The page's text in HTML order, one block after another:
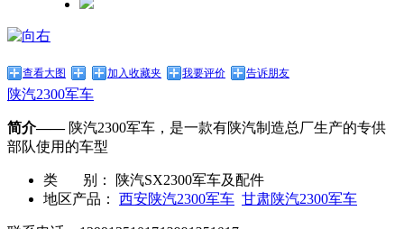
查看大图 加入收藏夹 我要评价 告诉朋友
陕汽2300军车
简介——陕汽2300军车，是一款有陕汽制造总厂生产的专供
部队使用的车型
类 别：
陕汽SX2300军车及配件
地区产品：
西安陕汽2300军车 甘肃陕汽2300军车